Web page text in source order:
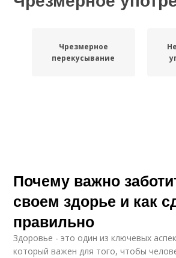
Чрезмерное
перекусывание
Почему важно
своем здорье и как
правильно
Здоровье - это один из ключевых
который важен для того, чтобы